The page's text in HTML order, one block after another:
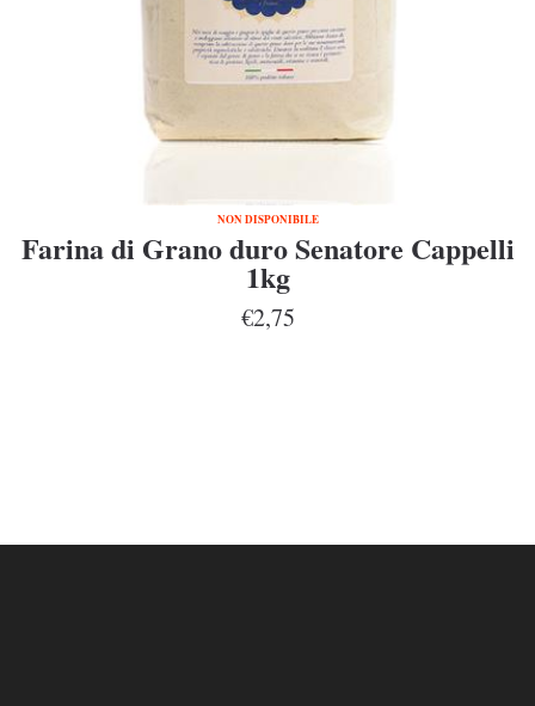
NON DISPONIBILE
Farina di Grano duro Senatore Cappelli
1kg
€2,75